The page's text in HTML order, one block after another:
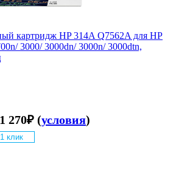
картридж HP 314A Q7562A для HP
3000/ 3000dn/ 3000n/ 3000dtn,
270₽ (условия)
клик